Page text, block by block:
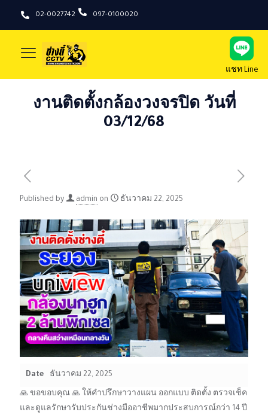
02-0027742 097-0100020
แชท Line
งานติดตั้งกล้องวงจรปิด วันที่
03/12/68
Published by admin on ธันวาคม 22, 2025
Date ธันวาคม 22, 2025
🙏 ขอขอบคุณ 🙏 ให้คำปรึกษาวางแผน ออกแบบ ติดตั้ง ตรวจเช็ค
และดูแลรักษารับประกันช่างมืออาชีพมากประสบการณ์กว่า 14 ปี